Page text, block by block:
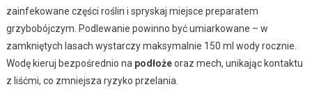
zainfekowane części roślin i spryskaj miejsce preparatem
grzybobójczym. Podlewanie powinno być umiarkowane – w
zamkniętych lasach wystarczy maksymalnie 150 ml wody rocznie.
Wodę kieruj bezpośrednio na podłożeoraz mech, unikając kontaktu
z liśćmi, co zmniejsza ryzyko przelania.